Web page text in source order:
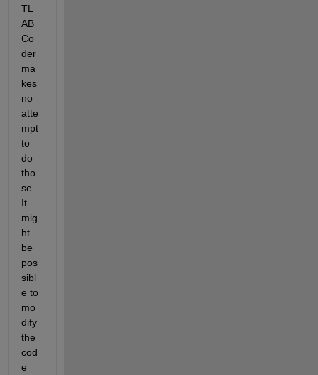
TL
AB
Co
der
ma
kes
no
atte
mpt
to
do
tho
se.
It
mig
ht
be
pos
sibl
e to
mo
dify
the
cod
e